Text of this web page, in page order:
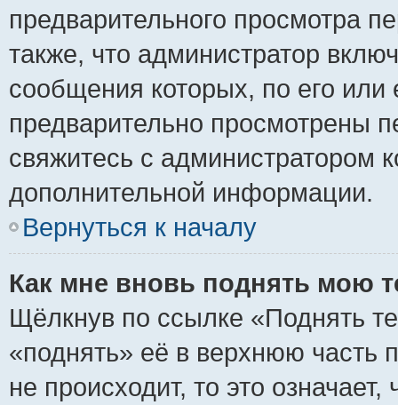
предварительного просмотра
также, что администратор
сообщения которых, по его
предварительно просмотрены
свяжитесь с администратором
дополнительной информации.
Вернуться к началу
Как мне вновь поднять мою
Щёлкнув по ссылке «Поднять
«поднять» её в верхнюю часть
не происходит, то это